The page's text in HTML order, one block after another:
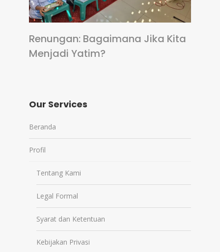
Renungan: Bagaimana Jika Kita
Menjadi Yatim?
Our Services
Beranda
Profil
Tentang Kami
Legal Formal
Syarat dan Ketentuan
Kebijakan Privasi